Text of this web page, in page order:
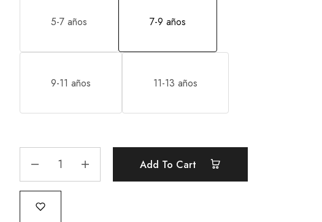
5-7 años 7-9 años
9-11 años 11-13 años
Add To Cart